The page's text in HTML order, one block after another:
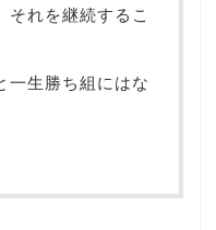
それを継続するこ
一生勝ち組にはな